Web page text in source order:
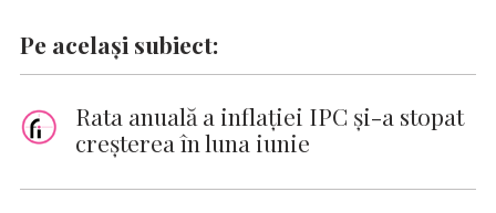
Pe același subiect:
Rata anuală a inflației IPC şi-a stopat
creşterea în luna iunie